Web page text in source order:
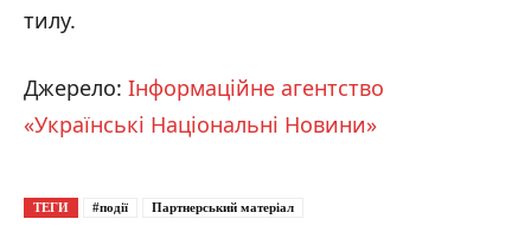
тилу.
Джерело: Інформаційне агентство
«Українські Національні Новини»
ТЕГИ #події Партнерський матеріал